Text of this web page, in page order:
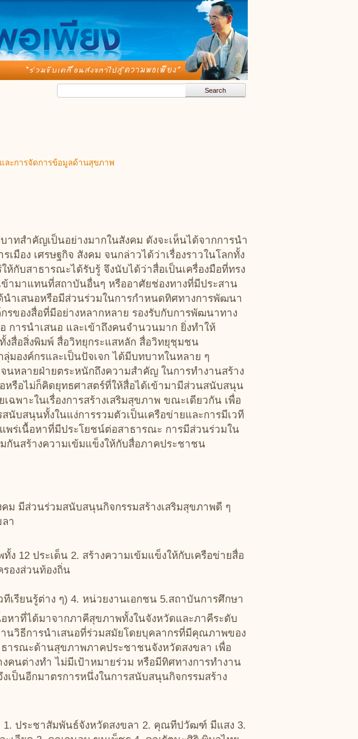
ละการจัดการข้อมูลด้านสุขภาพ
สำคัญเป็นอย่างมากในสังคม ดังจะเห็นได้จากการนำ
มือง เศรษฐกิจ สังคม จนกล่าวได้ว่าเรื่องราวในโลกทั้ง
กับสาธารณะได้รับรู้ จึงนับได้ว่าสื่อเป็นเครื่องมือที่ทรง
ข้ามาแทนที่สถาบันอื่นๆ หรืออาศัยช่องทางที่มีประสาน
ำเสนอหรือมีส่วนร่วมในการกำหนดทิศทางการพัฒนา
รของสื่อที่มีอย่างหลากหลาย รองรับกับการพัฒนาทาง
การนำเสนอ และเข้าถึงคนจำนวนมาก ยิ่งทำให้
สื่อสิ่งพิมพ์ สื่อวิทยุกระแสหลัก สื่อวิทยุชุมชน
มองค์กรและเป็นปัจเจก ได้มีบทบาทในหลาย ๆ
หลายฝ่ายตระหนักถึงความสำคัญ ในการทำงานสร้าง
หรือไม่ก็คิดยุทธศาสตร์ที่ให้สื่อได้เข้ามามีส่วนสนับสนุน
พาะในเรื่องการสร้างเสริมสุขภาพ ขณะเดียวกัน เพื่อ
บสนุนทั้งในแง่การรวมตัวเป็นเครือข่ายและการมีเวที
พร่เนื้อหาที่มีประโยชน์ต่อสาธารณะ การมีส่วนร่วมใน
นสร้างความเข้มแข็งให้กับสื่อภาคประชาชน
มีส่วนร่วมสนับสนุนกิจกรรมสร้างเสริมสุขภาพดี ๆ
า
12 ประเด็น 2. สร้างความเข้มแข็งให้กับเครือข่ายสื่อ
องส่วนท้องถิ่น
รียนรู้ต่าง ๆ) 4. หน่วยงานเอกชน 5.สถาบันการศึกษา
หาที่ได้มาจากภาคีสุขภาพทั้งในจังหวัดและภาคีระดับ
านวิธีการนำเสนอที่ร่วมสมัยโดยบุคลากรที่มีคุณภาพของ
ารณะด้านสุขภาพภาคประชาชนจังหวัดสงขลา เพื่อ
คนต่างทำ ไม่มีเป้าหมายร่วม หรือมีทิศทางการทำงาน
เป็นอีกมาตรการหนึ่งในการสนับสนุนกิจกรรมสร้าง
ประชาสัมพันธ์จังหวัดสงขลา 2. คุณทีปวัฒฑ์ มีแสง 3.